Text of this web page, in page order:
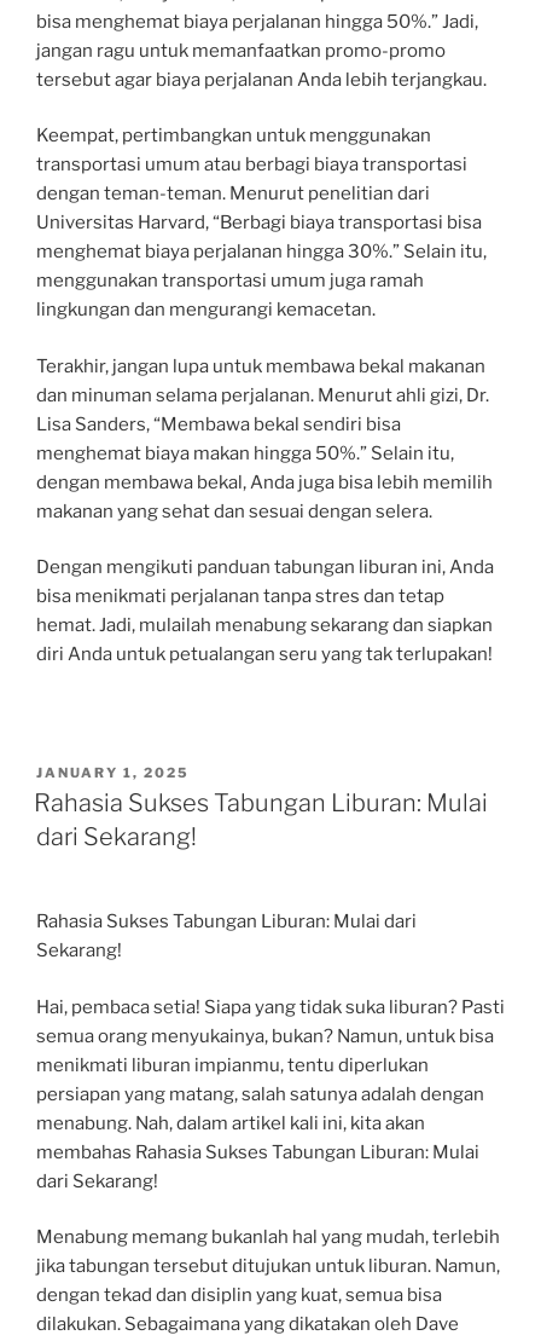
bisa menghemat biaya perjalanan hingga 50%.” Jadi,
jangan ragu untuk memanfaatkan promo-promo
tersebut agar biaya perjalanan Anda lebih terjangkau.
Keempat, pertimbangkan untuk menggunakan
transportasi umum atau berbagi biaya transportasi
dengan teman-teman. Menurut penelitian dari
Universitas Harvard, “Berbagi biaya transportasi bisa
menghemat biaya perjalanan hingga 30%.” Selain itu,
menggunakan transportasi umum juga ramah
lingkungan dan mengurangi kemacetan.
Terakhir, jangan lupa untuk membawa bekal makanan
dan minuman selama perjalanan. Menurut ahli gizi, Dr.
Lisa Sanders, “Membawa bekal sendiri bisa
menghemat biaya makan hingga 50%.” Selain itu,
dengan membawa bekal, Anda juga bisa lebih memilih
makanan yang sehat dan sesuai dengan selera.
Dengan mengikuti panduan tabungan liburan ini, Anda
bisa menikmati perjalanan tanpa stres dan tetap
hemat. Jadi, mulailah menabung sekarang dan siapkan
diri Anda untuk petualangan seru yang tak terlupakan!
POSTED
ON
JANUARY 1, 2025
Rahasia Sukses Tabungan Liburan: Mulai
dari Sekarang!
Rahasia Sukses Tabungan Liburan: Mulai dari
Sekarang!
Hai, pembaca setia! Siapa yang tidak suka liburan? Pasti
semua orang menyukainya, bukan? Namun, untuk bisa
menikmati liburan impianmu, tentu diperlukan
persiapan yang matang, salah satunya adalah dengan
menabung. Nah, dalam artikel kali ini, kita akan
membahas Rahasia Sukses Tabungan Liburan: Mulai
dari Sekarang!
Menabung memang bukanlah hal yang mudah, terlebih
jika tabungan tersebut ditujukan untuk liburan. Namun,
dengan tekad dan disiplin yang kuat, semua bisa
dilakukan. Sebagaimana yang dikatakan oleh Dave